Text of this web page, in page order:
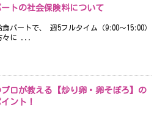
トの社会保険料について
パートで、 週5フルタイム（9:00〜15:00）
々に ...
ロが教える【炒り卵・卵そぼろ】の
ント！